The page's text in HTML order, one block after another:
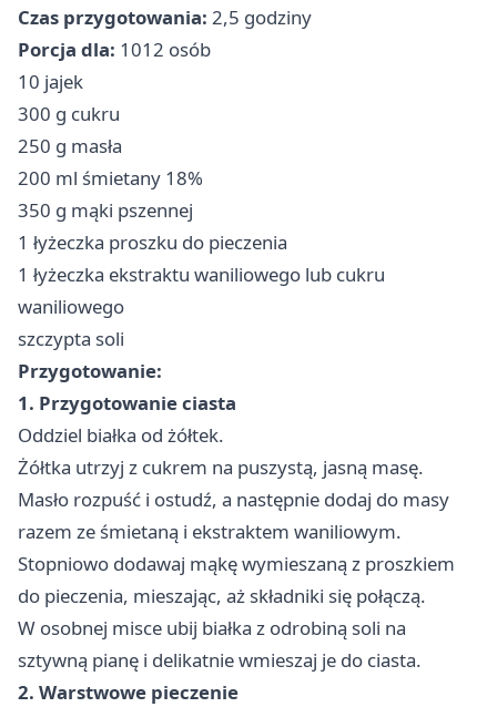
Czas przygotowania: 2,5 godziny
Porcja dla: 1012 osób
10 jajek
300 g cukru
250 g masła
200 ml śmietany 18%
350 g mąki pszennej
1 łyżeczka proszku do pieczenia
1 łyżeczka ekstraktu waniliowego lub cukru
waniliowego
szczypta soli
Przygotowanie:
1. Przygotowanie ciasta
Oddziel białka od żółtek.
Żółtka utrzyj z cukrem na puszystą, jasną masę.
Masło rozpuść i ostudź, a następnie dodaj do masy
razem ze śmietaną i ekstraktem waniliowym.
Stopniowo dodawaj mąkę wymieszaną z proszkiem
do pieczenia, mieszając, aż składniki się połączą.
W osobnej misce ubij białka z odrobiną soli na
sztywną pianę i delikatnie wmieszaj je do ciasta.
2. Warstwowe pieczenie